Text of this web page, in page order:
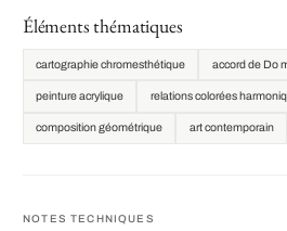
Éléments thématiques
cartographie chromesthétique accord de Do
peinture acrylique relations colorées
composition géométrique art contemporain
NOTES TECHNIQUES